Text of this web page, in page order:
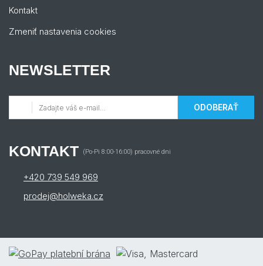
Kontakt
Zmeniť nastavenia cookies
NEWSLETTER
ODOBERAŤ
KONTAKT (Po-Pi 8:00-16:00) pracovné dni
+420 739 549 969
prodej@holweka.cz